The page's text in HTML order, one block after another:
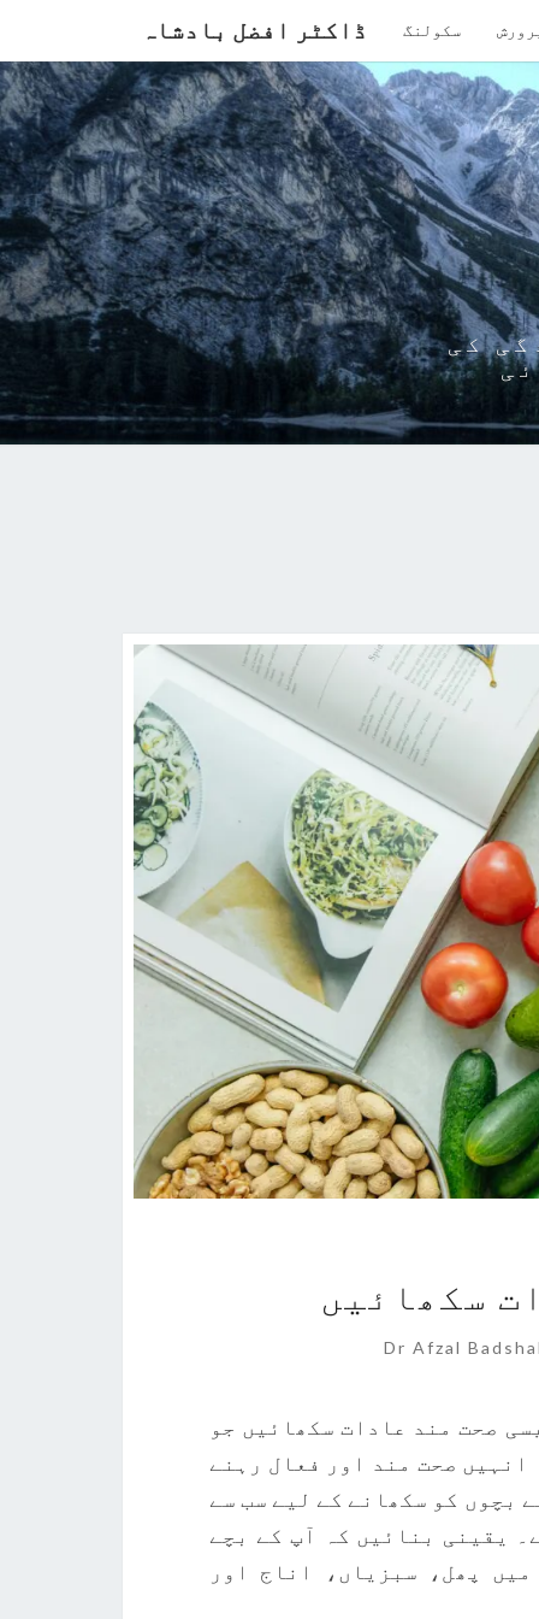
ڈاکٹر افضل بادشاہ سکولنگ
کی
سکھائیں
Dr Afzal
صحت مند عادات سکھائیں جو
صحت مند اور فعال رہنے
بچوں کو سکھانے کے لیے سب سے
یقینی بنائیں کہ آپ کے بچے
پھل، سبزیاں، اناج اور